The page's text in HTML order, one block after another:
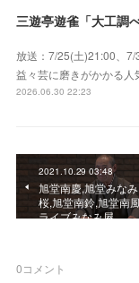
放送：7/25(土)21:00、
益々芸に磨きがかかる人
2026.06.30 22:23
2021.10.29 03:48
旭堂南慶,旭堂みな
桜,旭堂南鈴,旭堂南
ライブみなみ屋
0コメント